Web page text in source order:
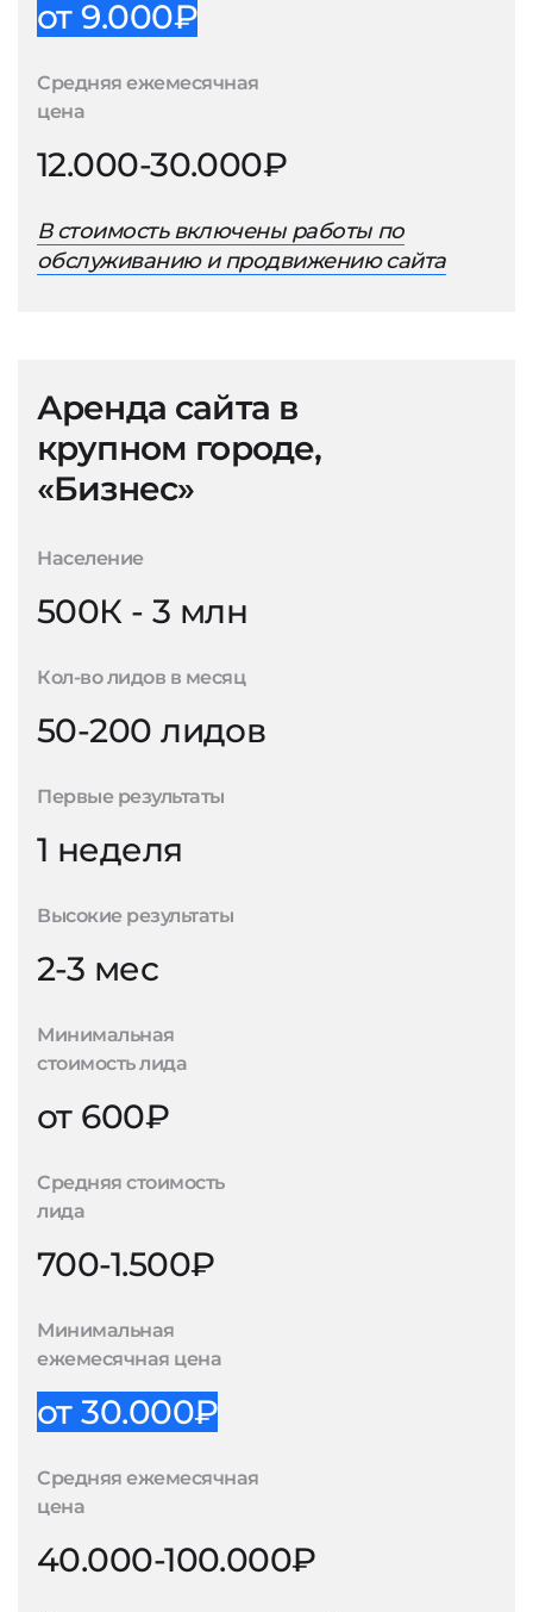
от 9.000₽
Средняя ежемесячная
цена
12.000-30.000₽
В стоимость включены работы по
обслуживанию и продвижению сайта
Аренда сайта в
крупном городе,
«Бизнес»
Население
500К - 3 млн
Кол-во лидов в месяц
50-200 лидов
Первые результаты
1 неделя
Высокие результаты
2-3 мес
Минимальная
стоимость лида
от 600₽
Средняя стоимость
лида
700-1.500₽
Минимальная
ежемесячная цена
от 30.000₽
Средняя ежемесячная
цена
40.000-100.000₽